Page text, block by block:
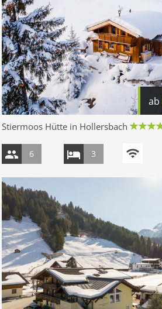
ab
Stiermoos Hütte in Hollersbach
6 3